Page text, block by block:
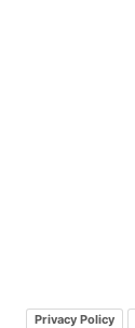
Privacy Policy